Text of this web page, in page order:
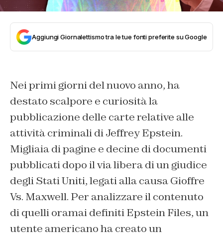
Aggiungi Giornalettismo tra le tue fonti preferite su Google
Nei primi giorni del nuovo anno, ha
destato scalpore e curiosità la
pubblicazione delle carte relative alle
attività criminali di Jeffrey Epstein.
Migliaia di pagine e decine di documenti
pubblicati dopo il via libera di un giudice
degli Stati Uniti, legati alla causa Gioffre
Vs. Maxwell. Per analizzare il contenuto
di quelli oramai definiti Epstein Files, un
utente americano ha creato un